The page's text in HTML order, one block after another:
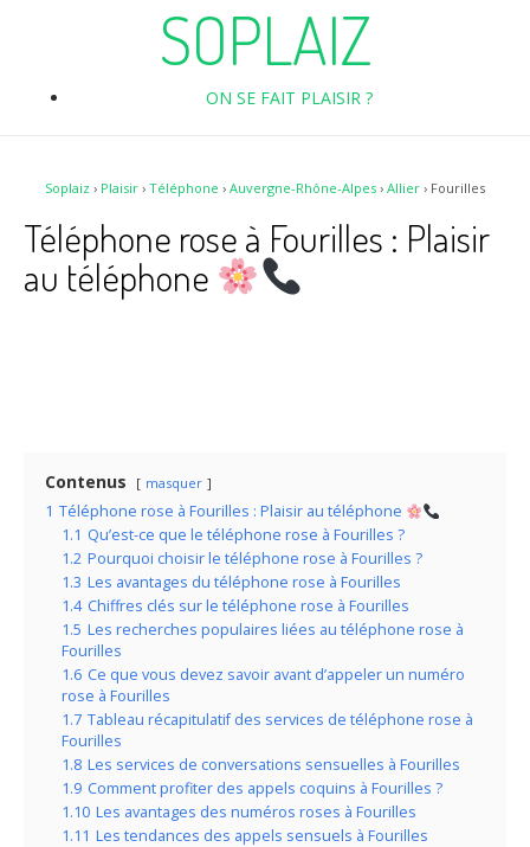
SOPLAIZ
ON SE FAIT PLAISIR ?
Soplaiz › Plaisir › Téléphone › Auvergne-Rhône-Alpes › Allier › Fourilles
Téléphone rose à Fourilles : Plaisir
au téléphone
Contenus masquer
1 Téléphone rose à Fourilles : Plaisir au téléphone
1.1 Qu’est-ce que le téléphone rose à Fourilles ?
1.2 Pourquoi choisir le téléphone rose à Fourilles ?
1.3 Les avantages du téléphone rose à Fourilles
1.4 Chiffres clés sur le téléphone rose à Fourilles
1.5 Les recherches populaires liées au téléphone rose à
Fourilles
1.6 Ce que vous devez savoir avant d’appeler un numéro
rose à Fourilles
1.7 Tableau récapitulatif des services de téléphone rose à
Fourilles
1.8 Les services de conversations sensuelles à Fourilles
1.9 Comment profiter des appels coquins à Fourilles ?
1.10 Les avantages des numéros roses à Fourilles
1.11 Les tendances des appels sensuels à Fourilles